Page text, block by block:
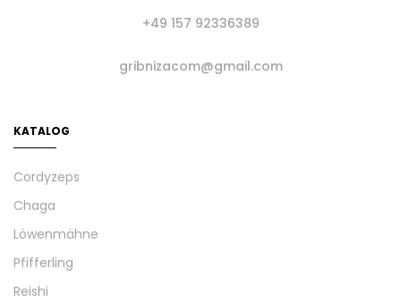
+49 157 92336389
gribnizacom@gmail.com
KATALOG
Cordyzeps
Chaga
Löwenmähne
Pfifferling
Reishi